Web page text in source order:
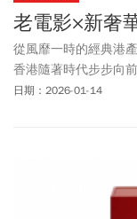
老電影×新奢
從風靡一時的經典港
香港隨著時代步步向
撿拾珍貴的電影文化
日期：2026-01-14